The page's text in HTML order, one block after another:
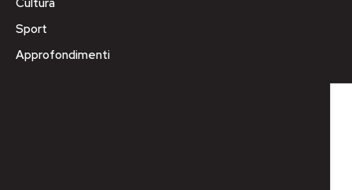
Sport
Approfondimenti